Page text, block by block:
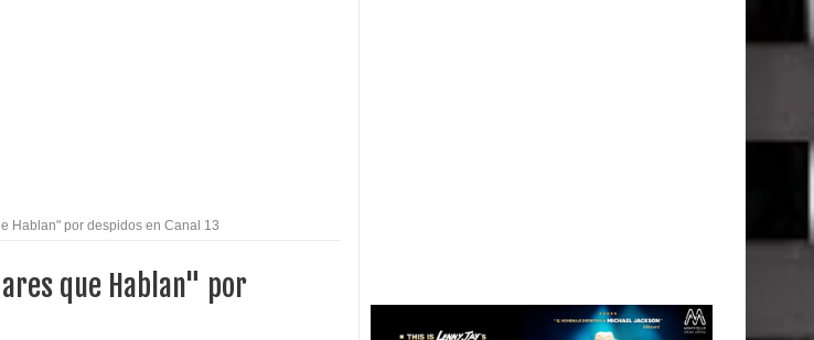
“No dará la cara”
y adolescentes durante la
culturas japonesa y coreana
Hablan" por despidos en Canal 13
que Hablan" por